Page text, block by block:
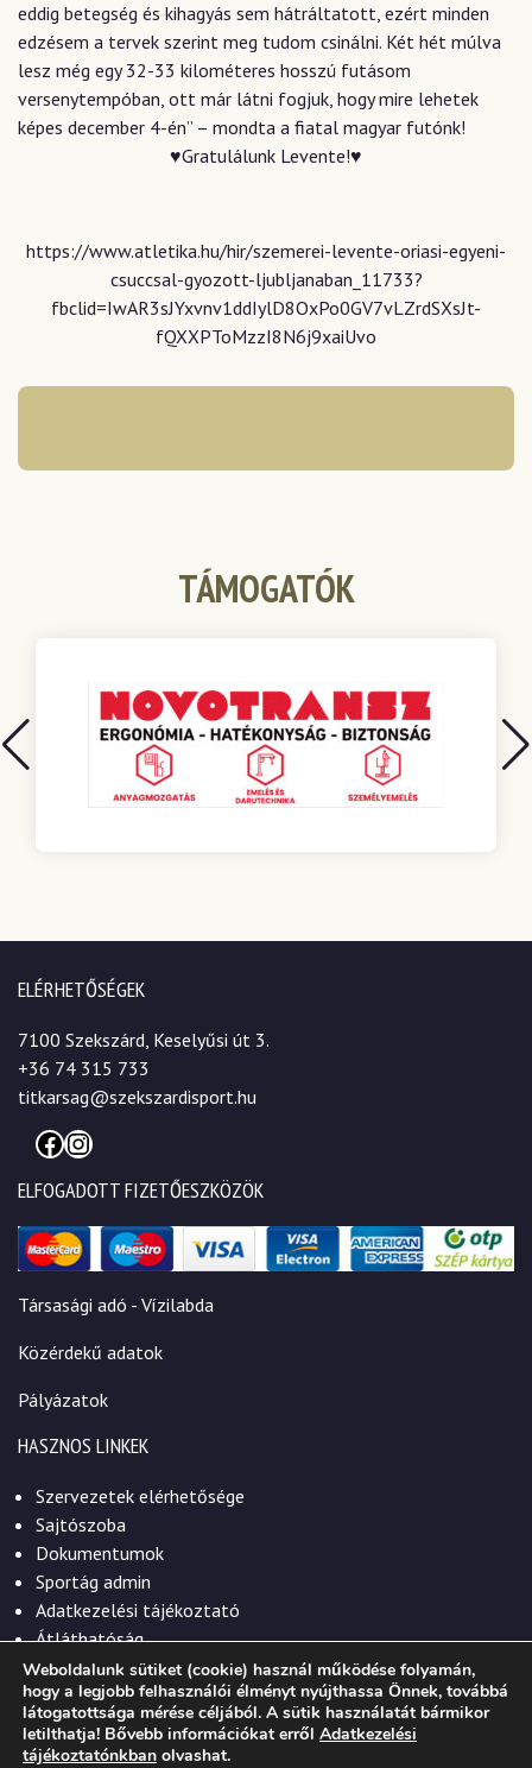
eddig betegség és kihagyás sem hátráltatott, ezért minden
edzésem a tervek szerint meg tudom csinálni. Két hét múlva
lesz még egy 32-33 kilométeres hosszú futásom
versenytempóban, ott már látni fogjuk, hogy mire lehetek
képes december 4-én” – mondta a fiatal magyar futónk!
♥Gratulálunk Levente!♥
https://www.atletika.hu/hir/szemerei-levente-oriasi-egyeni-
csuccsal-gyozott-ljubljanaban_11733?
fbclid=IwAR3sJYxvnv1ddIylD8OxPo0GV7vLZrdSXsJt-
fQXXPToMzzI8N6j9xaiUvo
TÁMOGATÓK
ELÉRHETŐSÉGEK
7100 Szekszárd, Keselyűsi út 3.
+36 74 315 733
titkarsag@szekszardisport.hu
Facebook
Instagram
ELFOGADOTT FIZETŐESZKÖZÖK
Társasági adó - Vízilabda
Közérdekű adatok
Pályázatok
HASZNOS LINKEK
Szervezetek elérhetősége
Sajtószoba
Dokumentumok
Sportág admin
Adatkezelési tájékoztató
Átláthatóság
© 2026. Szekszárdi Sportközpont Nonprofit Kft.
Weboldalunk sütiket (cookie) használ működése folyamán,
hogy a legjobb felhasználói élményt nyújthassa Önnek, továbbá
látogatottsága mérése céljából. A sütik használatát bármikor
letilthatja! Bővebb információkat erről Adatkezelési
tájékoztatónkban olvashat.